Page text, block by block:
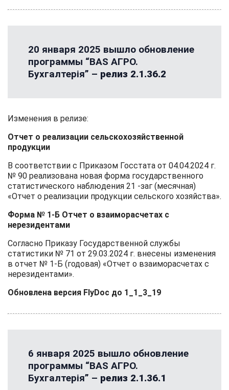
20 января 2025 вышло обновление
программы “BAS АГРО.
Бухгалтерія” – релиз 2.1.36.2
Изменения в релизе:
Отчет о реализации сельскохозяйственной
продукции
В соответствии с Приказом Госстата от 04.04.2024 г.
№ 90 реализована новая форма государственного
статистического наблюдения 21 -заг (месячная)
«Отчет о реализации продукции сельского хозяйства».
Форма № 1-Б Отчет о взаиморасчетах с
нерезидентами
Согласно Приказу Государственной службы
статистики № 71 от 29.03.2024 г. внесены изменения
в отчет № 1-Б (годовая) «Отчет о взаиморасчетах с
нерезидентами».
Обновлена версия FlyDoc до 1_1_3_19
6 января 2025 вышло обновление
программы “BAS АГРО.
Бухгалтерія” – релиз 2.1.36.1